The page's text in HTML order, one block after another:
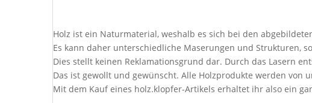
Holz ist ein Naturmaterial, weshalb es sich bei den
Es kann daher unterschiedliche Maserungen und Strukturen,
Dies stellt keinen Reklamationsgrund dar. Durch das Lasern
Das ist gewollt und gewünscht. Alle Holzprodukte werden von
Mit dem Kauf eines holz.klopfer-Artikels erhaltet ihr also ein